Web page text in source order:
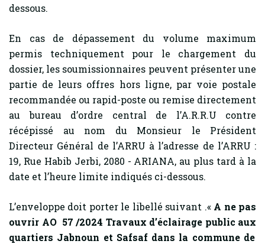
dessous.
En cas de dépassement du volume maximum
permis techniquement pour le chargement du
dossier, les soumissionnaires peuvent présenter une
partie de leurs offres hors ligne, par voie postale
recommandée ou rapid-poste ou remise directement
au bureau d’ordre central de l’A.R.R.U contre
récépissé au nom du Monsieur le Président
Directeur Général de l’ARRU à l’adresse de l’ARRU :
19, Rue Habib Jerbi, 2080 - ARIANA, au plus tard à la
date et l’heure limite indiqués ci-dessous.
L’enveloppe doit porter le libellé suivant .« A ne pas
ouvrir AO 57 /2024 Travaux d’éclairage public aux
quartiers Jabnoun et Safsaf dans la commune de